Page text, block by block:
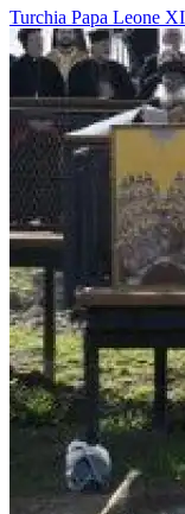
Turchia Papa Leone